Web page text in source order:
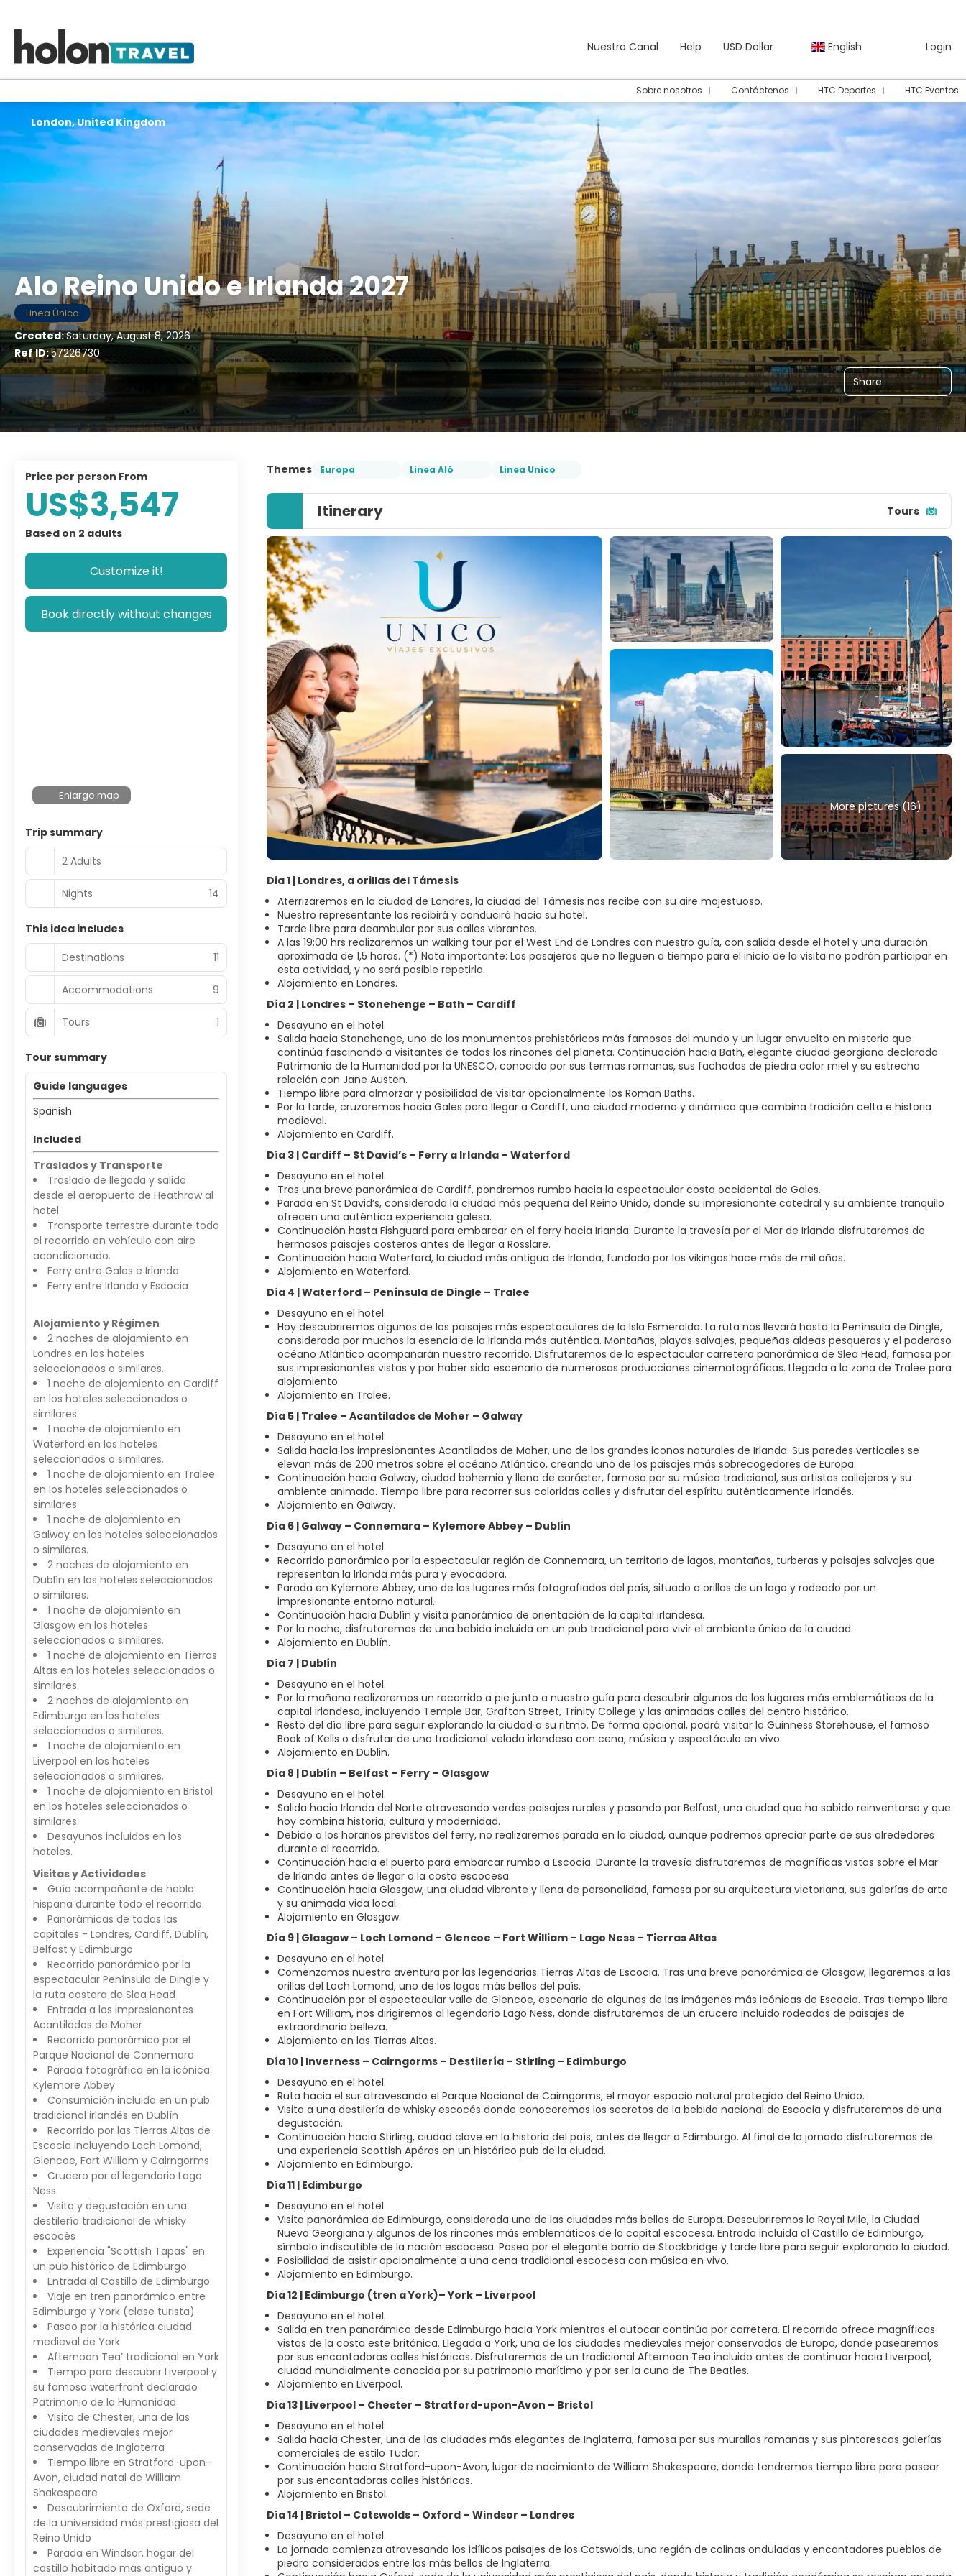
Nuestro Canal Help USD Dollar English Login
Sobre nosotros Contáctenos HTC Deportes HTC Eventos
Alo Reino Unido e Irlanda 2027
Linea Único
Created:Saturday, August 8, 2026
Ref ID:57226730
Share
London, United Kingdom
Themes Europa Linea Aló Linea Unico
Itinerary Tours
More pictures (16)
Dia 1 | Londres, a orillas del Támesis
Aterrizaremos en la ciudad de Londres, la ciudad del Támesis nos recibe con su aire majestuoso.
Nuestro representante los recibirá y conducirá hacia su hotel.
Tarde libre para deambular por sus calles vibrantes.
A las 19:00 hrs realizaremos un walking tour por el West End de Londres con nuestro guía, con salida desde el hotel y una duración
aproximada de 1,5 horas. (*) Nota importante: Los pasajeros que no lleguen a tiempo para el inicio de la visita no podrán participar en
esta actividad, y no será posible repetirla.
Alojamiento en Londres.
Día 2 | Londres – Stonehenge – Bath – Cardiff
Desayuno en el hotel.
Salida hacia Stonehenge, uno de los monumentos prehistóricos más famosos del mundo y un lugar envuelto en misterio que
continúa fascinando a visitantes de todos los rincones del planeta. Continuación hacia Bath, elegante ciudad georgiana declarada
Patrimonio de la Humanidad por la UNESCO, conocida por sus termas romanas, sus fachadas de piedra color miel y su estrecha
relación con Jane Austen.
Tiempo libre para almorzar y posibilidad de visitar opcionalmente los Roman Baths.
Por la tarde, cruzaremos hacia Gales para llegar a Cardiff, una ciudad moderna y dinámica que combina tradición celta e historia
medieval.
Alojamiento en Cardiff.
Día 3 | Cardiff – St David’s – Ferry a Irlanda – Waterford
Desayuno en el hotel.
Tras una breve panorámica de Cardiff, pondremos rumbo hacia la espectacular costa occidental de Gales.
Parada en St David’s, considerada la ciudad más pequeña del Reino Unido, donde su impresionante catedral y su ambiente tranquilo
ofrecen una auténtica experiencia galesa.
Continuación hasta Fishguard para embarcar en el ferry hacia Irlanda. Durante la travesía por el Mar de Irlanda disfrutaremos de
hermosos paisajes costeros antes de llegar a Rosslare.
Continuación hacia Waterford, la ciudad más antigua de Irlanda, fundada por los vikingos hace más de mil años.
Alojamiento en Waterford.
Día 4 | Waterford – Península de Dingle – Tralee
Desayuno en el hotel.
Hoy descubriremos algunos de los paisajes más espectaculares de la Isla Esmeralda. La ruta nos llevará hasta la Península de Dingle,
considerada por muchos la esencia de la Irlanda más auténtica. Montañas, playas salvajes, pequeñas aldeas pesqueras y el poderoso
océano Atlántico acompañarán nuestro recorrido. Disfrutaremos de la espectacular carretera panorámica de Slea Head, famosa por
sus impresionantes vistas y por haber sido escenario de numerosas producciones cinematográficas. Llegada a la zona de Tralee para
alojamiento.
Alojamiento en Tralee.
Día 5 | Tralee – Acantilados de Moher – Galway
Desayuno en el hotel.
Salida hacia los impresionantes Acantilados de Moher, uno de los grandes iconos naturales de Irlanda. Sus paredes verticales se
elevan más de 200 metros sobre el océano Atlántico, creando uno de los paisajes más sobrecogedores de Europa.
Continuación hacia Galway, ciudad bohemia y llena de carácter, famosa por su música tradicional, sus artistas callejeros y su
ambiente animado. Tiempo libre para recorrer sus coloridas calles y disfrutar del espíritu auténticamente irlandés.
Alojamiento en Galway.
Día 6 | Galway – Connemara – Kylemore Abbey – Dublín
Desayuno en el hotel.
Recorrido panorámico por la espectacular región de Connemara, un territorio de lagos, montañas, turberas y paisajes salvajes que
representan la Irlanda más pura y evocadora.
Parada en Kylemore Abbey, uno de los lugares más fotografiados del país, situado a orillas de un lago y rodeado por un
impresionante entorno natural.
Continuación hacia Dublín y visita panorámica de orientación de la capital irlandesa.
Por la noche, disfrutaremos de una bebida incluida en un pub tradicional para vivir el ambiente único de la ciudad.
Alojamiento en Dublín.
Día 7 | Dublín
Desayuno en el hotel.
Por la mañana realizaremos un recorrido a pie junto a nuestro guía para descubrir algunos de los lugares más emblemáticos de la
capital irlandesa, incluyendo Temple Bar, Grafton Street, Trinity College y las animadas calles del centro histórico.
Resto del día libre para seguir explorando la ciudad a su ritmo. De forma opcional, podrá visitar la Guinness Storehouse, el famoso
Book of Kells o disfrutar de una tradicional velada irlandesa con cena, música y espectáculo en vivo.
Alojamiento en Dublin.
Día 8 | Dublín – Belfast – Ferry – Glasgow
Desayuno en el hotel.
Salida hacia Irlanda del Norte atravesando verdes paisajes rurales y pasando por Belfast, una ciudad que ha sabido reinventarse y que
hoy combina historia, cultura y modernidad.
Debido a los horarios previstos del ferry, no realizaremos parada en la ciudad, aunque podremos apreciar parte de sus alrededores
durante el recorrido.
Continuación hacia el puerto para embarcar rumbo a Escocia. Durante la travesía disfrutaremos de magníficas vistas sobre el Mar
de Irlanda antes de llegar a la costa escocesa.
Continuación hacia Glasgow, una ciudad vibrante y llena de personalidad, famosa por su arquitectura victoriana, sus galerías de arte
y su animada vida local.
Alojamiento en Glasgow.
Día 9 | Glasgow – Loch Lomond – Glencoe – Fort William – Lago Ness – Tierras Altas
Desayuno en el hotel.
Comenzamos nuestra aventura por las legendarias Tierras Altas de Escocia. Tras una breve panorámica de Glasgow, llegaremos a las
orillas del Loch Lomond, uno de los lagos más bellos del país.
Continuación por el espectacular valle de Glencoe, escenario de algunas de las imágenes más icónicas de Escocia. Tras tiempo libre
en Fort William, nos dirigiremos al legendario Lago Ness, donde disfrutaremos de un crucero incluido rodeados de paisajes de
extraordinaria belleza.
Alojamiento en las Tierras Altas.
Día 10 | Inverness – Cairngorms – Destilería – Stirling – Edimburgo
Desayuno en el hotel.
Ruta hacia el sur atravesando el Parque Nacional de Cairngorms, el mayor espacio natural protegido del Reino Unido.
Visita a una destilería de whisky escocés donde conoceremos los secretos de la bebida nacional de Escocia y disfrutaremos de una
degustación.
Continuación hacia Stirling, ciudad clave en la historia del país, antes de llegar a Edimburgo. Al final de la jornada disfrutaremos de
una experiencia Scottish Apéros en un histórico pub de la ciudad.
Alojamiento en Edimburgo.
Día 11 | Edimburgo
Desayuno en el hotel.
Visita panorámica de Edimburgo, considerada una de las ciudades más bellas de Europa. Descubriremos la Royal Mile, la Ciudad
Nueva Georgiana y algunos de los rincones más emblemáticos de la capital escocesa. Entrada incluida al Castillo de Edimburgo,
símbolo indiscutible de la nación escocesa. Paseo por el elegante barrio de Stockbridge y tarde libre para seguir explorando la ciudad.
Posibilidad de asistir opcionalmente a una cena tradicional escocesa con música en vivo.
Alojamiento en Edimburgo.
Día 12 | Edimburgo (tren a York)– York – Liverpool
Desayuno en el hotel.
Salida en tren panorámico desde Edimburgo hacia York mientras el autocar continúa por carretera. El recorrido ofrece magníficas
vistas de la costa este británica. Llegada a York, una de las ciudades medievales mejor conservadas de Europa, donde pasearemos
por sus encantadoras calles históricas. Disfrutaremos de un tradicional Afternoon Tea incluido antes de continuar hacia Liverpool,
ciudad mundialmente conocida por su patrimonio marítimo y por ser la cuna de The Beatles.
Alojamiento en Liverpool.
Día 13 | Liverpool – Chester – Stratford-upon-Avon – Bristol
Desayuno en el hotel.
Salida hacia Chester, una de las ciudades más elegantes de Inglaterra, famosa por sus murallas romanas y sus pintorescas galerías
comerciales de estilo Tudor.
Continuación hacia Stratford-upon-Avon, lugar de nacimiento de William Shakespeare, donde tendremos tiempo libre para pasear
por sus encantadoras calles históricas.
Alojamiento en Bristol.
Día 14 | Bristol – Cotswolds – Oxford – Windsor – Londres
Desayuno en el hotel.
La jornada comienza atravesando los idílicos paisajes de los Cotswolds, una región de colinas onduladas y encantadores pueblos de
piedra considerados entre los más bellos de Inglaterra.
price per person From
US$3,547
Based on 2 adults
Customize it!
Book directly without changes
Enlarge map
Trip summary
2 Adults
Nights 14
This idea includes
Destinations
11
Accommodations 9
Tours 1
Tour summary
Guide languages
Spanish
Included
Traslados y Transporte
Traslado de llegada y salida
desde el aeropuerto de Heathrow al
hotel.
Transporte terrestre durante todo
el recorrido en vehículo con aire
acondicionado.
Ferry entre Gales e Irlanda
Ferry entre Irlanda y Escocia
Alojamiento y Régimen
2 noches de alojamiento en
Londres en los hoteles
seleccionados o similares.
1 noche de alojamiento en Cardiff
en los hoteles seleccionados o
similares.
1 noche de alojamiento en
Waterford en los hoteles
seleccionados o similares.
1 noche de alojamiento en Tralee
en los hoteles seleccionados o
similares.
1 noche de alojamiento en
Galway en los hoteles seleccionados
o similares.
2 noches de alojamiento en
Dublín en los hoteles seleccionados
o similares.
1 noche de alojamiento en
Glasgow en los hoteles
seleccionados o similares.
1 noche de alojamiento en Tierras
Altas en los hoteles seleccionados o
similares.
2 noches de alojamiento en
Edimburgo en los hoteles
seleccionados o similares.
1 noche de alojamiento en
Liverpool en los hoteles
seleccionados o similares.
1 noche de alojamiento en Bristol
en los hoteles seleccionados o
similares.
Desayunos incluidos en los
hoteles.
Visitas y Actividades
Guía acompañante de habla
hispana durante todo el recorrido.
Panorámicas de todas las
capitales - Londres, Cardiff, Dublín,
Belfast y Edimburgo
Recorrido panorámico por la
espectacular Península de Dingle y
la ruta costera de Slea Head
Entrada a los impresionantes
Acantilados de Moher
Recorrido panorámico por el
Parque Nacional de Connemara
Parada fotográfica en la icónica
Kylemore Abbey
Consumición incluida en un pub
tradicional irlandés en Dublín
Recorrido por las Tierras Altas de
Escocia incluyendo Loch Lomond,
Glencoe, Fort William y Cairngorms
Crucero por el legendario Lago
Ness
Visita y degustación en una
destilería tradicional de whisky
escocés
Experiencia "Scottish Tapas" en
un pub histórico de Edimburgo
Entrada al Castillo de Edimburgo
Viaje en tren panorámico entre
Edimburgo y York (clase turista)
Paseo por la histórica ciudad
medieval de York
Afternoon Tea’ tradicional en York
Tiempo para descubrir Liverpool y
su famoso waterfront declarado
Patrimonio de la Humanidad
Visita de Chester, una de las
ciudades medievales mejor
conservadas de Inglaterra
Tiempo libre en Stratford-upon-
Avon, ciudad natal de William
Shakespeare
Descubrimiento de Oxford, sede
de la universidad más prestigiosa del
Reino Unido
Parada en Windsor, hogar del
castillo habitado más antiguo y